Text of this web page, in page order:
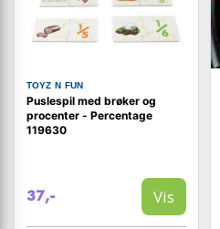
TOYZ N FUN
Puslespil med brøker og
procenter - Percentage
119630
37,- Vis